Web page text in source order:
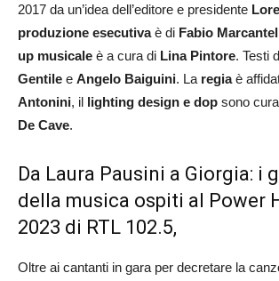
2017 da un’idea dell’editore e presidente
produzione esecutivaè di Fabio
up musicale è a cura di Lina Pintore. Testi
Gentile e Angelo Baiguini. La regiaè
Antonini, il lighting design e dop sono
De Cave.
Da Laura Pausini a Giorgia: i
della musica ospiti al Power
2023 di RTL 102.5,
Oltre ai cantanti in gara per decretare la